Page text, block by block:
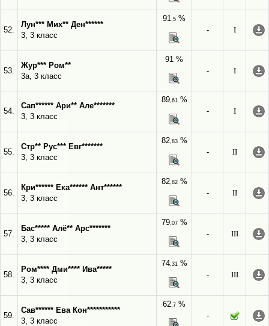
52.
Лун*** Мих** Ден******
3, 3 класс
91,5 %
-
I
53.
Жур*** Ром**
3а, 3 класс
91 %
-
I
54.
Сап****** Ари** Але*******
3, 3 класс
89,61%
-
I
55.
Стр** Рус*** Евг*******
3, 3 класс
82,83%
-
II
56.
Кри****** Ека****** Ант******
3, 3 класс
82,82%
-
II
57.
Бас***** Алё** Арс*******
3, 3 класс
79,07%
-
III
58.
Ром**** Дми**** Ива*****
3, 3 класс
74,31%
-
III
59.
Сав****** Ева Кон***********
3, 3 класс
62,7 %
-